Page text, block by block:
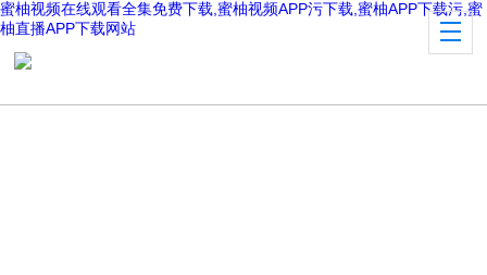
蜜柚视频在线观看全集免费下载,蜜柚视频APP污下载,蜜柚APP下载污,蜜
柚直播APP下载网站